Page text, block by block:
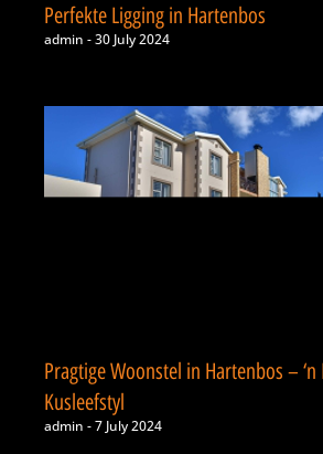
Perfekte Ligging in Hartenbos
admin 30 July 2024
Pragtige Woonstel in Hartenbos –
Kusleefstyl
admin 7 July 2024